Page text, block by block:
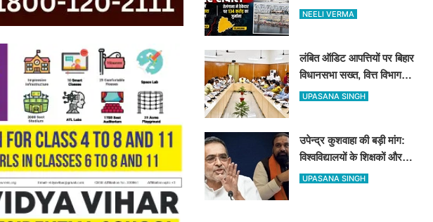
तेलंगाना में ठेकेदार पर ₹134
NEELI VERMA
लंबित ऑडिट आपत्तियों पर बिहार
विधानसभा सख्त, वित्त विभाग
बना नोडल एजेंसी; सभी विभागों
UPASANA SINGH
उपेन्द्र कुशवाहा की बड़ी मांग:
विश्वविद्यालयों के शिक्षकों और
कर्मचारियों को भी मिले कैशलेस
UPASANA SINGH